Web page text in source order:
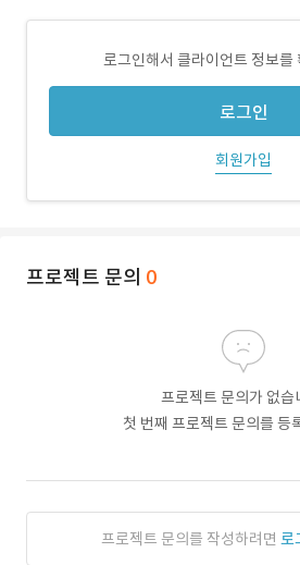
로그인해서 클라이언트 정보를
로그인
회원가입
프로젝트 문의 0
프로젝트 문의가 없습
첫 번째 프로젝트 문의를 등
프로젝트 문의를 작성하려면 로